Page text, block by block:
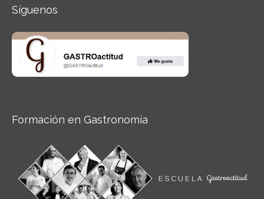
Síguenos
Formación en Gastronomía